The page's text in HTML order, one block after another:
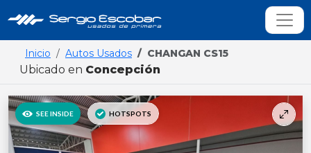
Inicio Autos Usados CHANGAN CS15
Ubicado en Concepción